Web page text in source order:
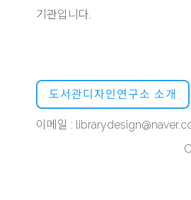
기관입니다.
도서관디자인연구소 소개
이메일 :